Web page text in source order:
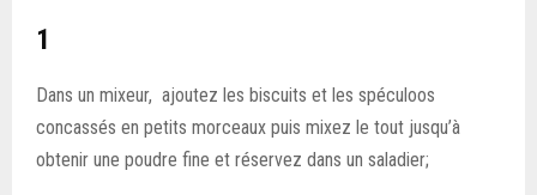
1
Dans un mixeur, ajoutez les biscuits et les spéculoos
concassés en petits morceaux puis mixez le tout jusqu’à
obtenir une poudre fine et réservez dans un saladier;